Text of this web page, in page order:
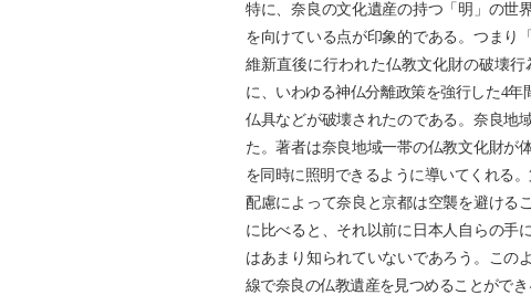
特に、奈良の文化遺産の持つ「明」の世
を向けている点が印象的である。つまり
維新直後に行われた仏教文化財の破壊
に、いわゆる神仏分離政策を強行した4年
仏具などが破壊されたのである。奈良地
た。著者は奈良地域一帯の仏教文化財が
を同時に照明できるように導いてくれる
配慮によって奈良と京都は空襲を避ける
に比べると、それ以前に日本人自らの手
はあまり知られていないであろう。この
線で奈良の仏教遺産を見つめることができ